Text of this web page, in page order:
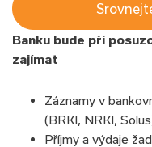
Banku bude při
zajímat
Záznamy v
(BRKI, NRKI,
Příjmy a výdaje